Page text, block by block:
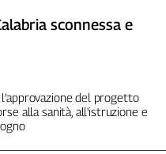
sconnessa e
del progetto
alla sanità, all'istruzione e